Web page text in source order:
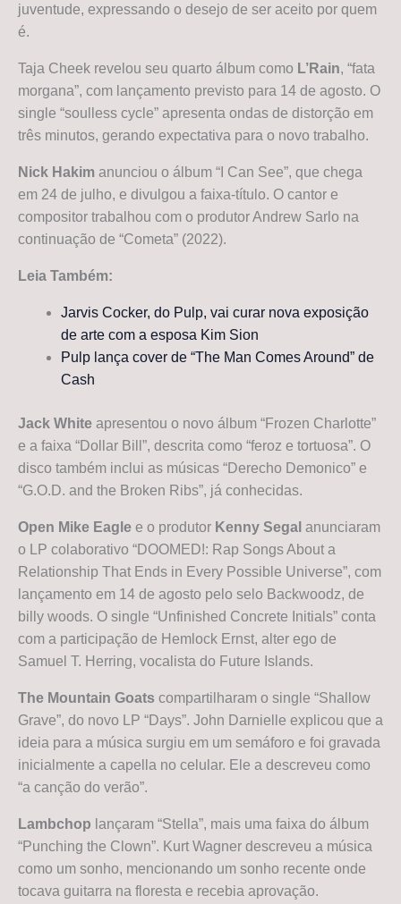
juventude, expressando o desejo de ser aceito por quem
é.
Taja Cheek revelou seu quarto álbum como L’Rain, “fata
morgana”, com lançamento previsto para 14 de agosto. O
single “soulless cycle” apresenta ondas de distorção em
três minutos, gerando expectativa para o novo trabalho.
Nick Hakim anunciou o álbum “I Can See”, que chega
em 24 de julho, e divulgou a faixa-título. O cantor e
compositor trabalhou com o produtor Andrew Sarlo na
continuação de “Cometa” (2022).
Leia Também:
Jarvis Cocker, do Pulp, vai curar nova exposição
de arte com a esposa Kim Sion
Pulp lança cover de “The Man Comes Around” de
Cash
Jack White apresentou o novo álbum “Frozen Charlotte”
e a faixa “Dollar Bill”, descrita como “feroz e tortuosa”. O
disco também inclui as músicas “Derecho Demonico” e
“G.O.D. and the Broken Ribs”, já conhecidas.
Open Mike Eagle e o produtor Kenny Segal anunciaram
o LP colaborativo “DOOMED!: Rap Songs About a
Relationship That Ends in Every Possible Universe”, com
lançamento em 14 de agosto pelo selo Backwoodz, de
billy woods. O single “Unfinished Concrete Initials” conta
com a participação de Hemlock Ernst, alter ego de
Samuel T. Herring, vocalista do Future Islands.
The Mountain Goats compartilharam o single “Shallow
Grave”, do novo LP “Days”. John Darnielle explicou que a
ideia para a música surgiu em um semáforo e foi gravada
inicialmente a capella no celular. Ele a descreveu como
“a canção do verão”.
Lambchop lançaram “Stella”, mais uma faixa do álbum
“Punching the Clown”. Kurt Wagner descreveu a música
como um sonho, mencionando um sonho recente onde
tocava guitarra na floresta e recebia aprovação.